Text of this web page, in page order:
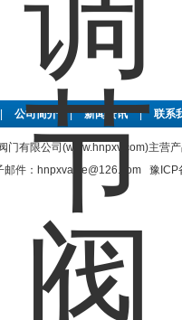
公司简介 | 新闻资讯 | 联系
门有限公司(www.hnpxv.com)主营
件：hnpxvalve@126.com 豫ICP